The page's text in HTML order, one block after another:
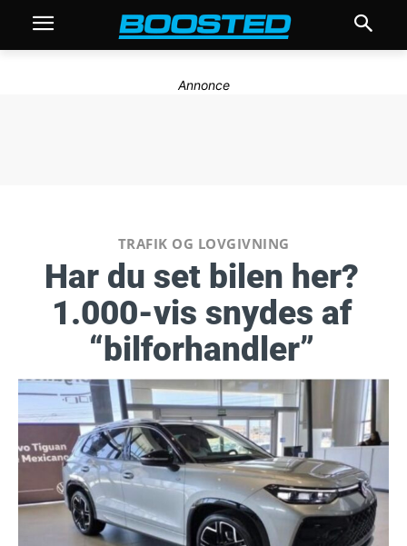
Annonce
TRAFIK OG LOVGIVNING
Har du set bilen her?
1.000-vis snydes af
“bilforhandler”